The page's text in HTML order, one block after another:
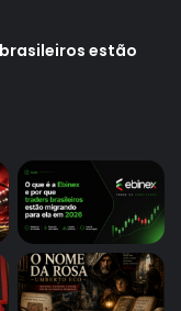
estão